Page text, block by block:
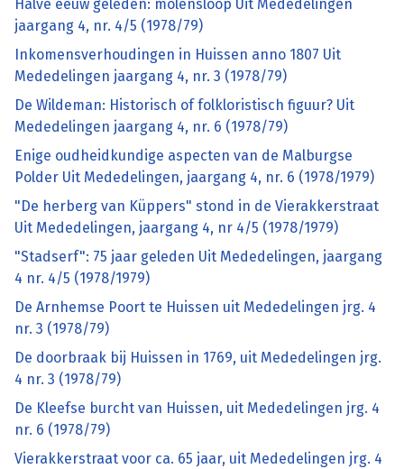
Halve eeuw geleden: molensloop Uit Mededelingen
jaargang 4, nr. 4/5 (1978/79)
Inkomensverhoudingen in Huissen anno 1807 Uit
Mededelingen jaargang 4, nr. 3 (1978/79)
De Wildeman: Historisch of folkloristisch figuur? Uit
Mededelingen jaargang 4, nr. 6 (1978/79)
Enige oudheidkundige aspecten van de Malburgse
Polder Uit Mededelingen, jaargang 4, nr. 6 (1978/1979)
"De herberg van Küppers" stond in de Vierakkerstraat
Uit Mededelingen, jaargang 4, nr 4/5 (1978/1979)
"Stadserf": 75 jaar geleden Uit Mededelingen, jaargang
4 nr. 4/5 (1978/1979)
De Arnhemse Poort te Huissen uit Mededelingen jrg. 4
nr. 3 (1978/79)
De doorbraak bij Huissen in 1769, uit Mededelingen jrg.
4 nr. 3 (1978/79)
De Kleefse burcht van Huissen, uit Mededelingen jrg. 4
nr. 6 (1978/79)
Vierakkerstraat voor ca. 65 jaar, uit Mededelingen jrg. 4